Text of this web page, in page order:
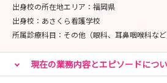
出身校の所在地エリア： 福岡県
出身校： あさくら看護学校
所属診療科目： その他（眼科、耳鼻咽喉科など
現在の業務内容とエピソードにつ